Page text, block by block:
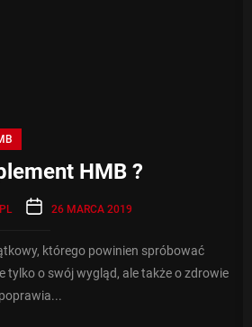
HMB ?
26 MARCA 2019
którego powinien spróbować
tylko o swój wygląd, ale także o zdrowie